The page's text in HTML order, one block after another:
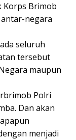
Korps Brimob
negara
seluruh
tersebut
maupun
Polri
Dan akan
menjadi